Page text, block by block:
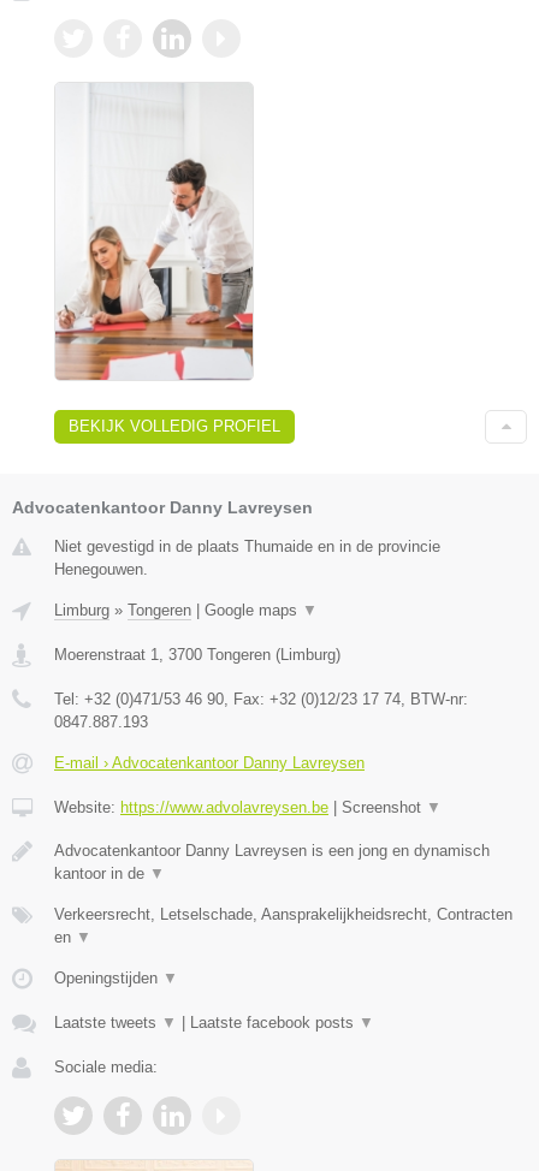
BEKIJK VOLLEDIG PROFIEL
Advocatenkantoor Danny Lavreysen
Niet gevestigd in de plaats Thumaide en in de provincie
Henegouwen.
Limburg » Tongeren Google maps ▼
Moerenstraat 1 3700 Tongeren ( Limburg)
Tel: +32 (0)471/53 46 90 , Fax: +32 (0)12/23 17 74 , BTW-nr:
0847.887.193
E-mail › Advocatenkantoor Danny Lavreysen
Website: https://www.advolavreysen.be Screenshot ▼
Advocatenkantoor Danny Lavreysen is een jong en dynamisch
kantoor in de ▼
Verkeersrecht, Letselschade, Aansprakelijkheidsrecht, Contracten
en ▼
Openingstijden ▼
Laatste tweets ▼ Laatste facebook posts ▼
Sociale media: